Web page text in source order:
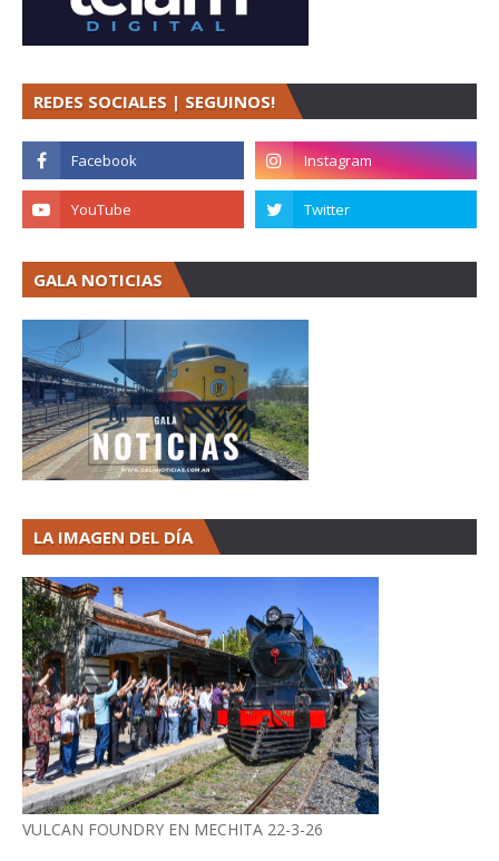
REDES SOCIALES | SEGUINOS!
GALA NOTICIAS
LA IMAGEN DEL DÍA
VULCAN FOUNDRY EN MECHITA 22-3-26